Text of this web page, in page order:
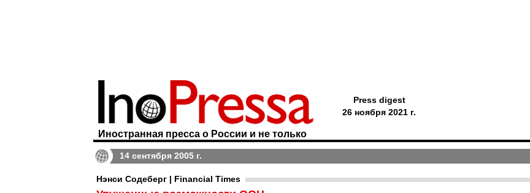
Иностранная пресса о России и не только
Press digest
26 ноября 2021 г.
14 сентября 2005 г.
Нэнси Содеберг | Financial Times